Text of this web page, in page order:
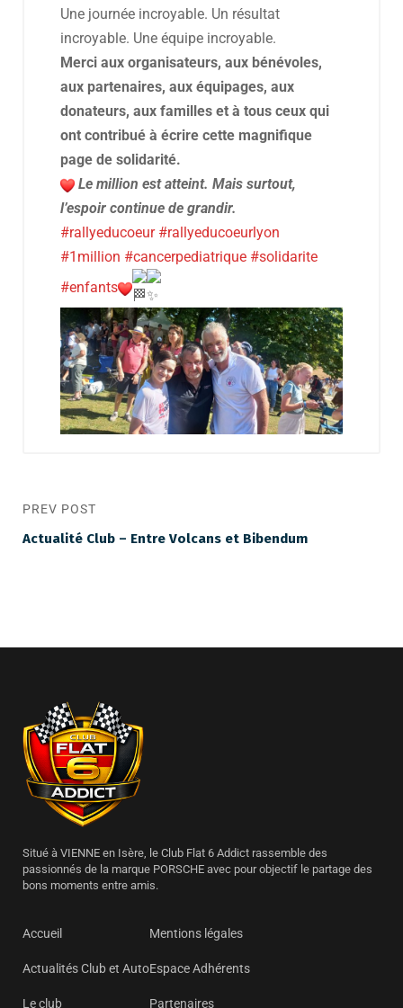
Une journée incroyable. Un résultat
incroyable. Une équipe incroyable.
Merci aux organisateurs, aux bénévoles,
aux partenaires, aux équipages, aux
donateurs, aux familles et à tous ceux qui
ont contribué à écrire cette magnifique
page de solidarité.
Le million est atteint. Mais surtout,
l’espoir continue de grandir.
#rallyeducoeur #rallyeducoeurlyon
#1million #cancerpediatrique #solidarite
#enfants
PREV POST
Actualité Club – Entre Volcans et Bibendum
Situé à VIENNE en Isère, le Club Flat 6 Addict rassemble des
passionnés de la marque PORSCHE avec pour objectif le partage des
bons moments entre amis.
Accueil
Actualités Club et Auto
Le club
Mentions légales
Espace Adhérents
Partenaires